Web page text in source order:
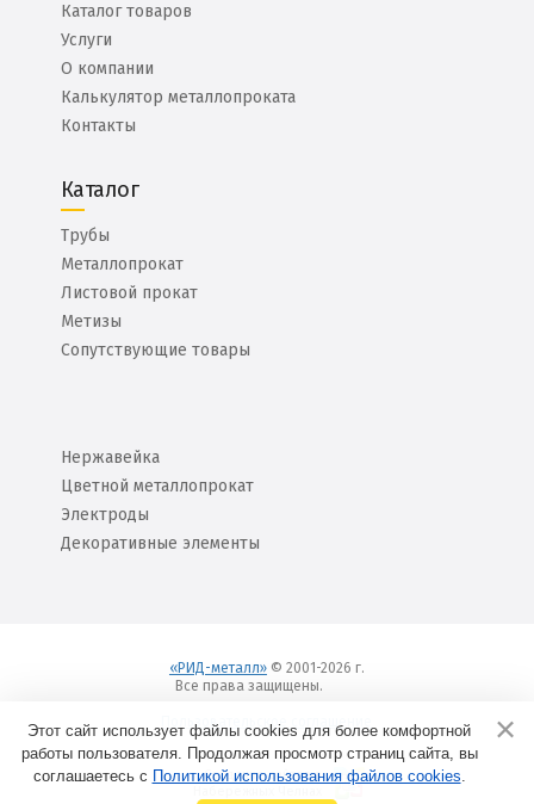
Каталог товаров
Услуги
О компании
Калькулятор металлопроката
Контакты
Каталог
Трубы
Металлопрокат
Листовой прокат
Метизы
Сопутствующие товары
Нержавейка
Цветной металлопрокат
Электроды
Декоративные элементы
«РИД-металл»© 2001-2026 г.
Все права защищены.
Пользовательское соглашение
Создание сайтов в
Этот сайт использует файлы cookies для более комфортной
работы пользователя. Продолжая просмотр страниц сайта, вы
соглашаетесь с Политикой использования файлов cookies.